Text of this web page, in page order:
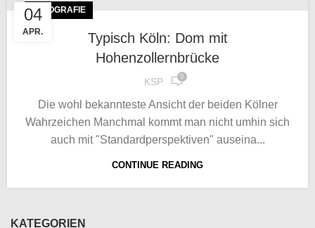
04
APR.
FOTOGRAFIE
Typisch Köln: Dom mit
Hohenzollernbrücke
KSP 0
Die wohl bekannteste Ansicht der beiden Kölner
Wahrzeichen Manchmal kommt man nicht umhin sich
auch mit "Standardperspektiven" auseina...
CONTINUE READING
KATEGORIEN